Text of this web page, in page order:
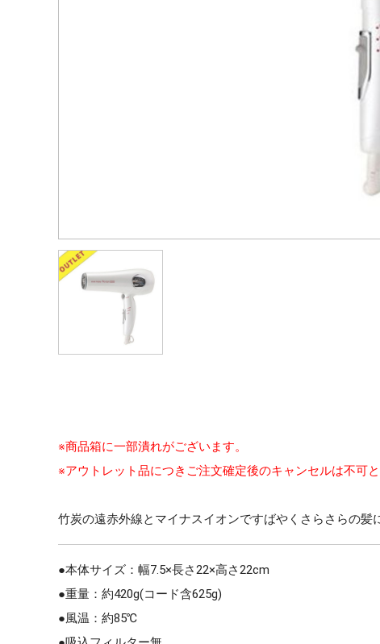
※商品箱に一部潰れがございます。
※アウトレット品につきご注文確定後のキャンセルは不可
竹炭の遠赤外線とマイナスイオンですばやくさらさらの髪
●本体サイズ：幅7.5×長さ22×高さ22cm
●重量：約420g(コード含625g)
●風温：約85℃